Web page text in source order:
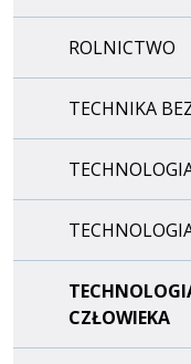
ROLNICTWO
TECHNIKA
CZŁOWIEKA